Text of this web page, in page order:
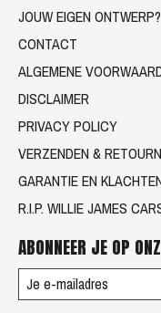
JOUW EIGEN ONTWERP?
CONTACT
ALGEMENE
DISCLAIMER
PRIVACY POLICY
VERZENDEN &
GARANTIE EN
R.I.P. WILLIE JAMES
ABONNEER JE OP